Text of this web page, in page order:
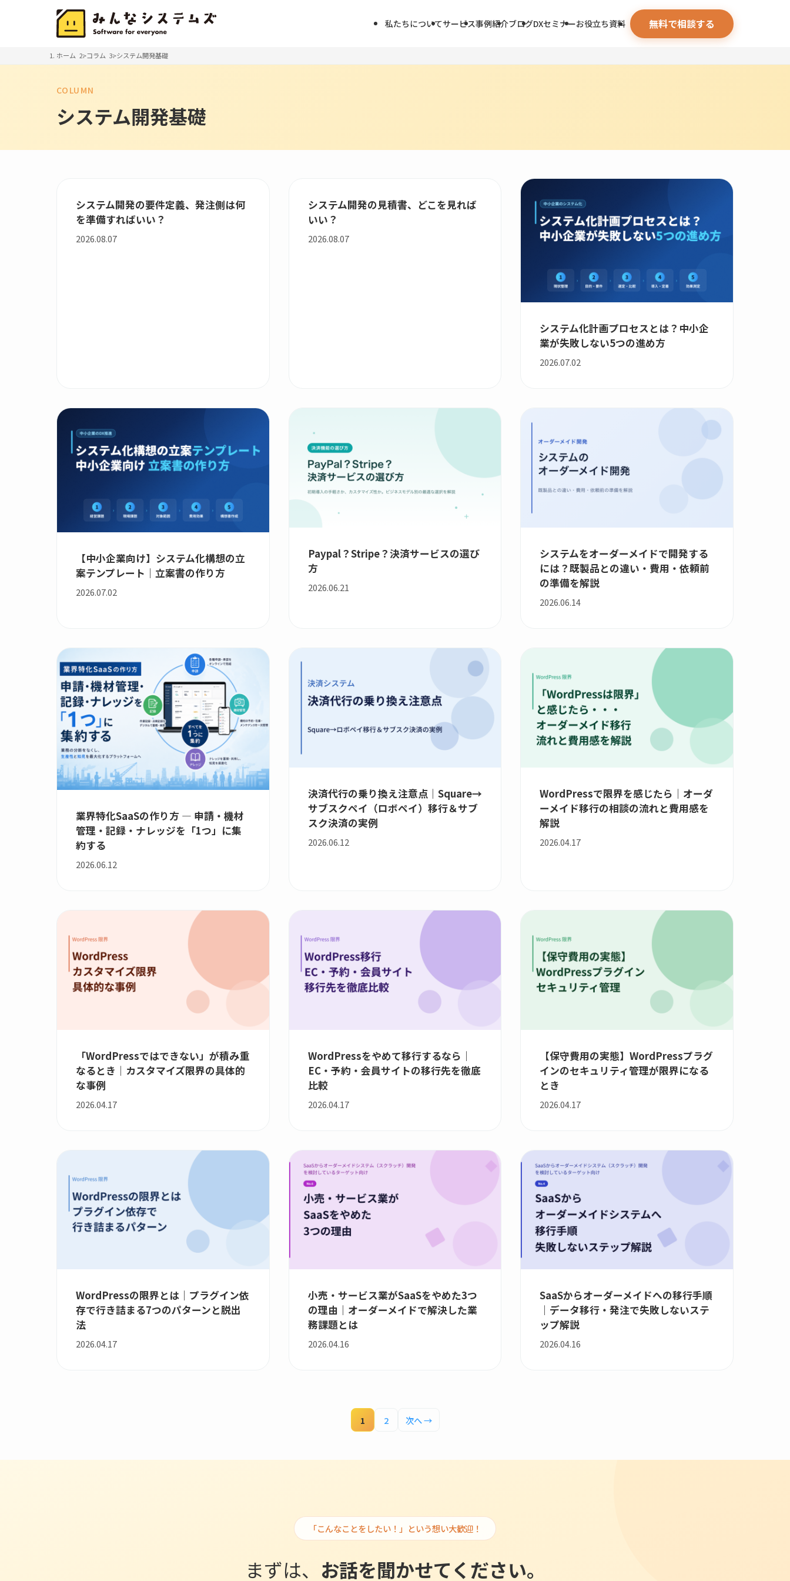
私たちについてサービス事例紹介ブログDXセミナーお役立ち資料 無料で相談する
ホーム コラム システム開発基礎
COLUMN
システム開発基礎
システム開発の要件定義、発注側は何
を準備すればいい？
2026.08.07
システム開発の見積書、どこを見れば
いい？
2026.08.07
システム化計画プロセスとは？中小企
業が失敗しない5つの進め方
2026.07.02
【中小企業向け】システム化構想の立
案テンプレート｜立案書の作り方
2026.07.02
Paypal？Stripe？決済サービスの選び
方
2026.06.21
システムをオーダーメイドで開発する
には？既製品との違い・費用・依頼前
の準備を解説
2026.06.14
業界特化SaaSの作り方 — 申請・機材
管理・記録・ナレッジを「1つ」に集
約する
2026.06.12
決済代行の乗り換え注意点｜Square→
サブスクペイ（ロボペイ）移行＆サブ
スク決済の実例
2026.06.12
WordPressで限界を感じたら｜オーダ
ーメイド移行の相談の流れと費用感を
解説
2026.04.17
「WordPressではできない」が積み重
なるとき｜カスタマイズ限界の具体的
な事例
2026.04.17
WordPressをやめて移行するなら｜
EC・予約・会員サイトの移行先を徹底
比較
2026.04.17
【保守費用の実態】WordPressプラグ
インのセキュリティ管理が限界になる
とき
2026.04.17
WordPressの限界とは｜プラグイン依
存で行き詰まる7つのパターンと脱出
法
2026.04.17
小売・サービス業がSaaSをやめた3つ
の理由｜オーダーメイドで解決した業
務課題とは
2026.04.16
SaaSからオーダーメイドへの移行手順
｜データ移行・発注で失敗しないステ
ップ解説
2026.04.16
1 2 次へ →
「こんなことをしたい！」という想い大歓迎！
まずは、 お話を聞かせてください。